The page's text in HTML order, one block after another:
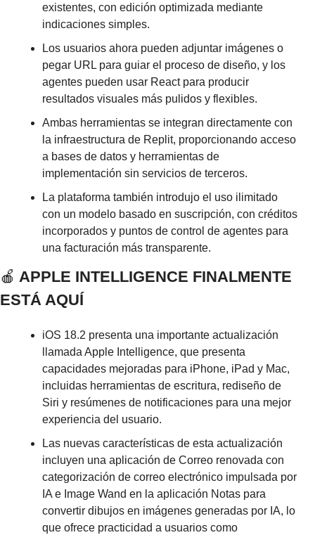
existentes, con edición optimizada mediante
indicaciones simples.
Los usuarios ahora pueden adjuntar imágenes o
pegar URL para guiar el proceso de diseño, y los
agentes pueden usar React para producir
resultados visuales más pulidos y flexibles.
Ambas herramientas se integran directamente con
la infraestructura de Replit, proporcionando acceso
a bases de datos y herramientas de
implementación sin servicios de terceros.
La plataforma también introdujo el uso ilimitado
con un modelo basado en suscripción, con créditos
incorporados y puntos de control de agentes para
una facturación más transparente.
🍎 APPLE INTELLIGENCE FINALMENTE
ESTÁ AQUÍ
iOS 18.2 presenta una importante actualización
llamada Apple Intelligence, que presenta
capacidades mejoradas para iPhone, iPad y Mac,
incluidas herramientas de escritura, rediseño de
Siri y resúmenes de notificaciones para una mejor
experiencia del usuario.
Las nuevas características de esta actualización
incluyen una aplicación de Correo renovada con
categorización de correo electrónico impulsada por
IA e Image Wand en la aplicación Notas para
convertir dibujos en imágenes generadas por IA, lo
que ofrece practicidad a usuarios como